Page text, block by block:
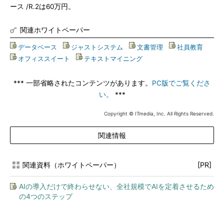
ース /R.2は60万円。
関連ホワイトペーパー
データベース ジャストシステム 文書管理 社員教育
オフィススイート
テキストマイニング
*** 一部省略されたコンテンツがあります。 PC版でご覧くださ
い。
***
Copyright © ITmedia, Inc. All Rights Reserved.
関連情報
関連資料（ホワイトペーパー） [PR]
AIの導入だけで終わらせない、全社規模でAIを定着させるため
の4つのステップ